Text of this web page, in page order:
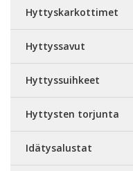
Hyttyskarkottimet
Hyttyssavut
Hyttyssuihkeet
Hyttysten torjunta
Idätysalustat